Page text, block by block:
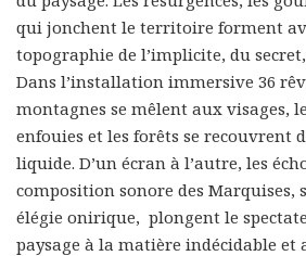
qui jonchent le territoire forment
topographie de l’implicite, du
Dans l’installation immersive 36
montagnes se mêlent aux visages,
enfouies et les forêts se recouvrent
liquide. D’un écran à l’autre, les
composition sonore des Marquises,
élégie onirique, plongent le
paysage à la matière indécidable et